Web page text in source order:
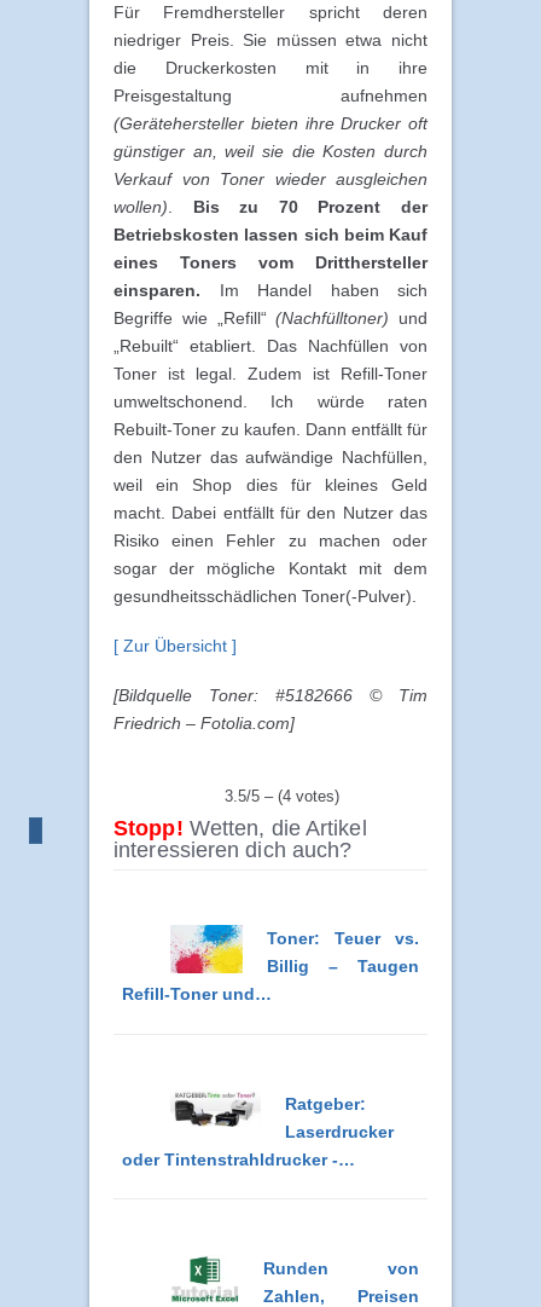
Für Fremdhersteller spricht deren
niedriger Preis. Sie müssen etwa nicht
die Druckerkosten mit in ihre
Preisgestaltung aufnehmen
(Gerätehersteller bieten ihre Drucker oft
günstiger an, weil sie die Kosten durch
Verkauf von Toner wieder ausgleichen
wollen)
Bis zu 70 Prozent der
Betriebskosten lassen sich beim Kauf
eines Toners vom Dritthersteller
einsparen. Im Handel haben sich
Begriffe wie „Refill“(Nachfülltoner) und
„Rebuilt“ etabliert. Das Nachfüllen von
Toner ist legal. Zudem ist Refill-Toner
umweltschonend. Ich würde raten
Rebuilt-Toner zu kaufen. Dann entfällt für
den Nutzer das aufwändige Nachfüllen,
weil ein Shop dies für kleines Geld
macht. Dabei entfällt für den Nutzer das
Risiko einen Fehler zu machen oder
sogar der mögliche Kontakt mit dem
gesundheitsschädlichen Toner(-Pulver).
[ Zur Übersicht ]
[Bildquelle Toner: #5182666 © Tim
Friedrich – Fotolia.com]
3.5/5 – (4 votes)
Stopp! Wetten, die Artikel
interessieren dich auch?
Toner: Teuer vs.
Billig – Taugen
Refill-Toner und…
Ratgeber:
Laserdrucker
oder Tintenstrahldrucker -…
Runden von
Zahlen, Preisen